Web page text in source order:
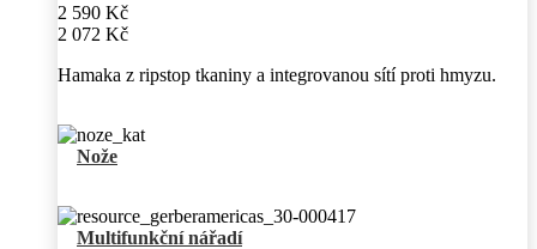
2 590 Kč
2 072 Kč
Hamaka z ripstop tkaniny a integrovanou sítí proti hmyzu.
Nože
Multifunkční nářadí